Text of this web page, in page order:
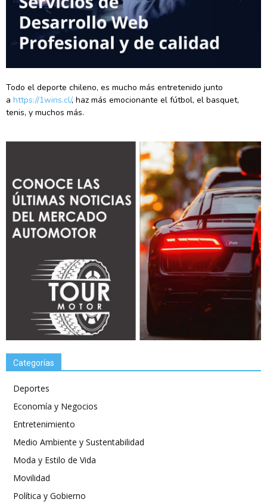
Todo el deporte chileno, es mucho más entretenido junto
a https://1wins.cl/, haz más emocionante el fútbol, el basquet,
tenis, y muchos más.
Categorías
Deportes
Economía y Negocios
Entretenimiento
Medio Ambiente y Sustentabilidad
Moda y Estilo de Vida
Movilidad
Política y Gobierno